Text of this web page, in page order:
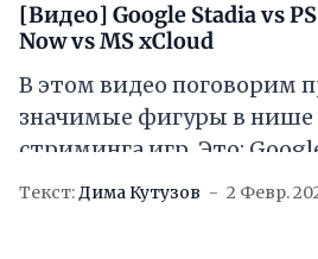
[Видео] Google Stadia vs
Now vs MS xCloud
В этом видео поговорим
значимые фигуры в нише
стриминга игр. Это:
Now, PlayStation Now и
Текст:Дима Кутузов 2 Февр.